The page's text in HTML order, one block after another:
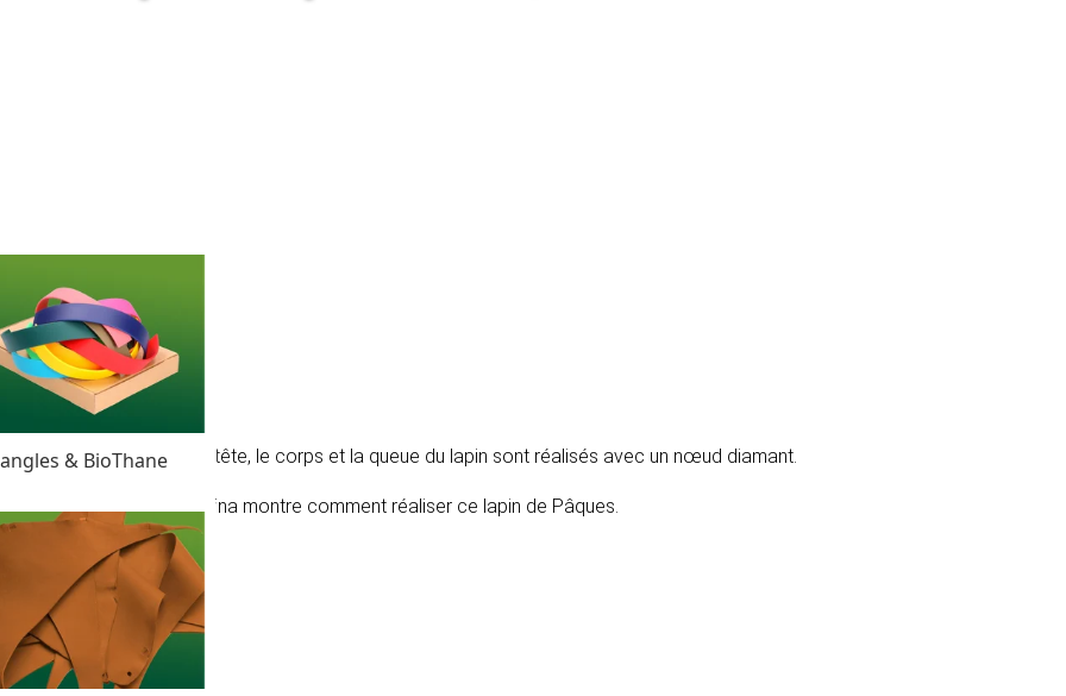
& BioThane
avec ce tutoriel ! La tête, le corps et la queue du lapin sont réalisés avec un nœud diamant.
vidéo ci-dessous, Sabina montre comment réaliser ce lapin de Pâques.